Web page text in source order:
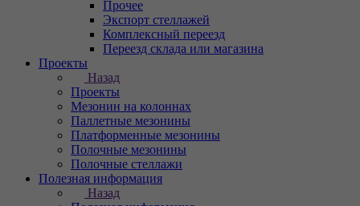
Прочее
Экспорт стеллажей
Комплексный переезд
Переезд склада или магазина
Проекты
Назад
Проекты
Мезонин на колоннах
Паллетные мезонины
Платформенные мезонины
Полочные мезонины
Полочные стеллажи
Полезная информация
Назад